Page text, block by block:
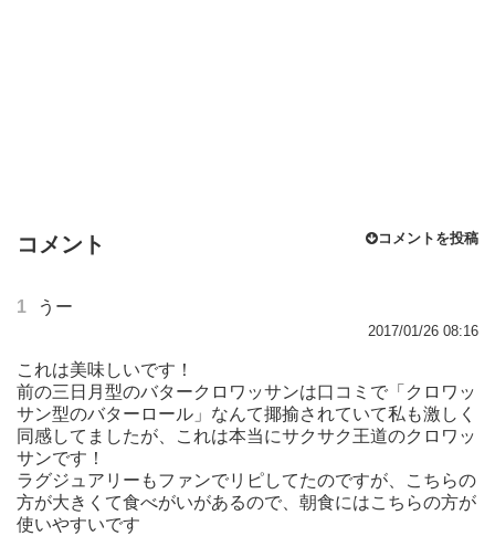
コメント コメントを投稿
1 うー
2017/01/26 08:16
これは美味しいです！
前の三日月型のバタークロワッサンは口コミで「クロワッ
サン型のバターロール」なんて揶揄されていて私も激しく
同感してましたが、これは本当にサクサク王道のクロワッ
サンです！
ラグジュアリーもファンでリピしてたのですが、こちらの
方が大きくて食べがいがあるので、朝食にはこちらの方が
使いやすいです